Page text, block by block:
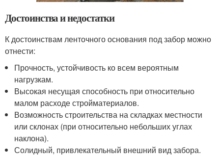
Достоинства и недостатки
К достоинствам ленточного основания под забор можно
отнести:
Прочность, устойчивость ко всем вероятным
нагрузкам.
Высокая несущая способность при относительно
малом расходе стройматериалов.
Возможность строительства на складках местности
или склонах (при относительно небольших углах
наклона).
Солидный, привлекательный внешний вид забора.